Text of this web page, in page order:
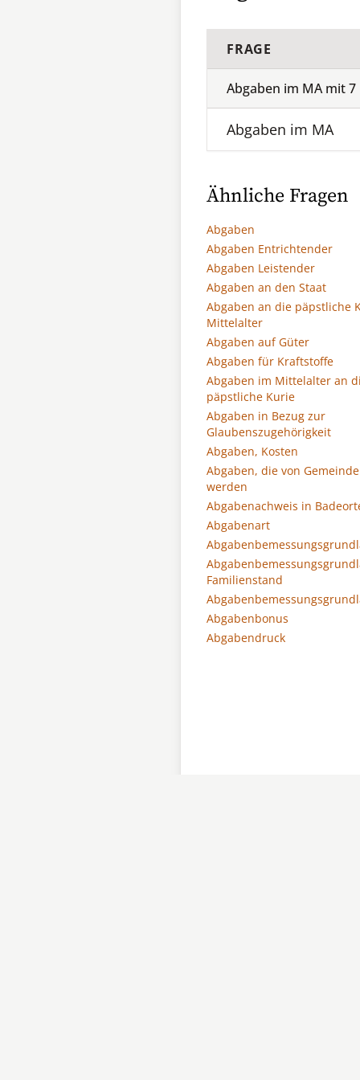
FRAGE
Abgaben im MA mit7
Abgaben im MA
Ähnliche Fragen
Abgaben
Abgaben Entrichtender
Abgaben Leistender
Abgaben an den Staat
Abgaben an die päpstliche
Mittelalter
Abgaben auf Güter
Abgaben für Kraftstoffe
Abgaben im Mittelalter an
päpstliche Kurie
Abgaben in Bezug zur
Glaubenszugehörigkeit
Abgaben, Kosten
Abgaben, die von
werden
Abgabenachweis in
Abgabenart
Familienstand
Abgabenbonus
Abgabendruck